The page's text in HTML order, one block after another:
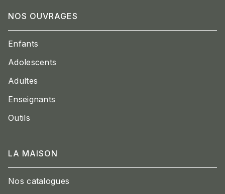
NOS OUVRAGES
Enfants
Adolescents
Adultes
Enseignants
Outils
LA MAISON
Nos catalogues